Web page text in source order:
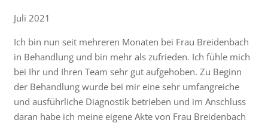
Juli 2021
Ich bin nun seit mehreren Monaten bei Frau Breidenbach
in Behandlung und bin mehr als zufrieden. Ich fühle mich
bei Ihr und Ihren Team sehr gut aufgehoben. Zu Beginn
der Behandlung wurde bei mir eine sehr umfangreiche
und ausführliche Diagnostik betrieben und im Anschluss
daran habe ich meine eigene Akte von Frau Breidenbach